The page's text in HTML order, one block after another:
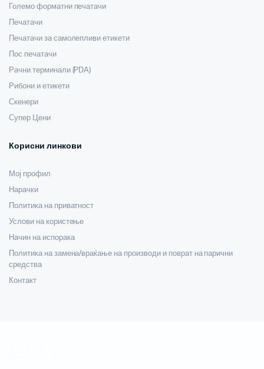
Големо форматни печатачи
Печатачи
Печатачи за самолепливи етикети
Пос печатачи
Рачни терминали (PDA)
Рибони и етикети
Скенери
Супер Цени
Корисни линкови
Мој профил
Нарачки
Политика на приватност
Услови на користење
Начин на испорака
Политика на замена/враќање на производи и поврат на парични
средства
Контакт